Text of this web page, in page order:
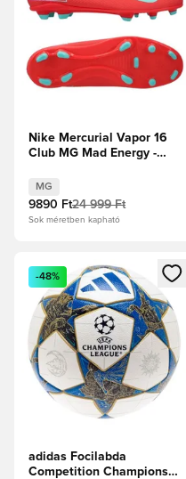
Nike Mercurial Vapor 16
Club MG Mad Energy -
MG
9890 Ft24 999 Ft
Sok méretben kapható
Megnyit egy modált a
-48%
adidas Focilabda
Competition Champions